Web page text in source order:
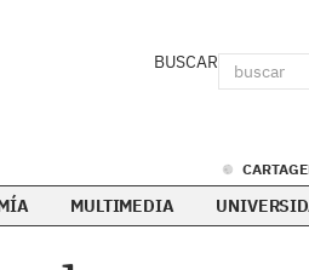
BUSCAR
MULTIMEDIA